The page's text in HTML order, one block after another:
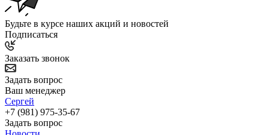
Будьте в курсе наших акций и новостей
Подписаться
Заказать звонок
Задать вопрос
Ваш менеджер
Сергей
+7 (981) 975-35-67
Задать вопрос